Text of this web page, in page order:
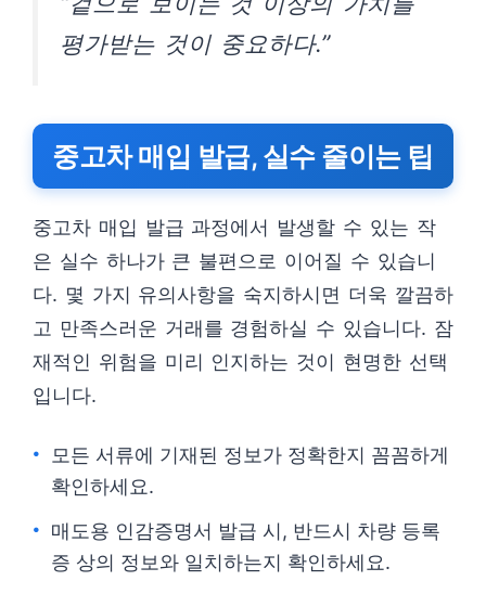
평가받는 것이 중요하다.”
중고차 매입 발급, 실수 줄이는 팁
중고차 매입 발급 과정에서 발생할 수 있는 작
은 실수 하나가 큰 불편으로 이어질 수 있습니
다. 몇 가지 유의사항을 숙지하시면 더욱 깔끔하
고 만족스러운 거래를 경험하실 수 있습니다. 잠
재적인 위험을 미리 인지하는 것이 현명한 선택
입니다.
모든 서류에 기재된 정보가 정확한지 꼼꼼하게
확인하세요.
매도용 인감증명서 발급 시, 반드시 차량 등록
증 상의 정보와 일치하는지 확인하세요.